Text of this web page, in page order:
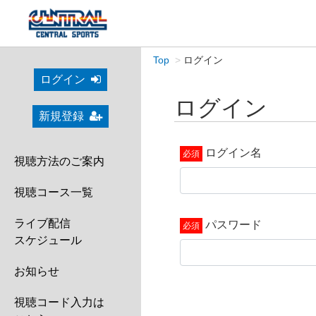
ログイン
新規登録
視聴方法のご案内
視聴コース一覧
ライブ配信
スケジュール
お知らせ
視聴コード入力は
Top ログイン
ログイン
ログイン名
パスワード